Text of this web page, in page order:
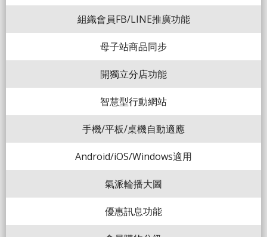
組織會員FB/LINE推廣功能
母子站商品同步
開獨立分店功能
智慧型行動網站
手機/平板/桌機自動適應
Android/iOS/Windows適用
氣派輪播大圖
優惠訊息功能